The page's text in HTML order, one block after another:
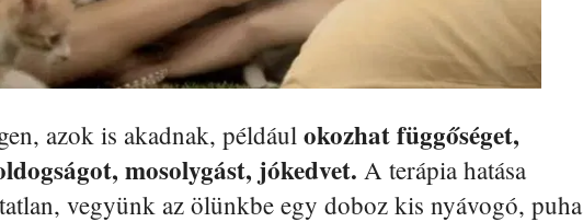
azok is akadnak, példáulokozhat függőséget,
mosolygást, jókedvet. A terápia hatása
vegyünk az ölünkbe egy doboz kis nyávogó, puha